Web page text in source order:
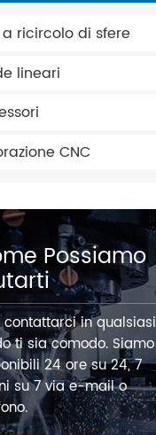
ricircolo di sfere
lineari
CNC
Possiamo
contattarci in qualsiasi
ti sia comodo. Siamo
24 ore su 24, 7
su 7 via e-mail o